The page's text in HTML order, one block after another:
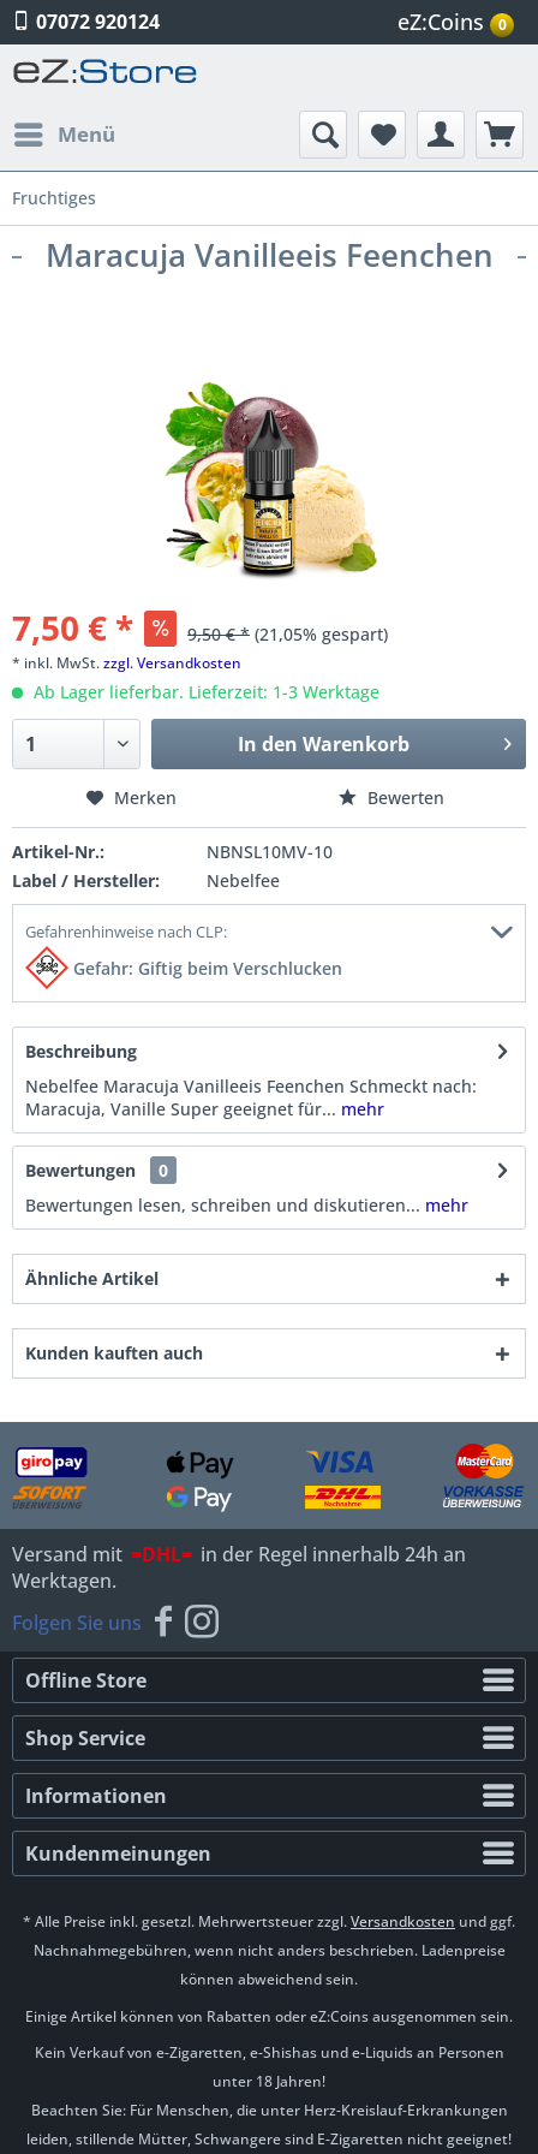
07072 920124 eZ:Coins 0
Menü
Fruchtiges
Maracuja Vanilleeis Feenchen
7,50 € * 9,50 € * (21,05% gespart)
* inkl. MwSt.zzgl. Versandkosten
Ab Lager lieferbar. Lieferzeit: 1-3 Werktage
In den Warenkorb
Merken Bewerten
Artikel-Nr.:
NBNSL10MV-10
Label / Hersteller:
Nebelfee
Gefahrenhinweise nach CLP:
Gefahr: Giftig beim Verschlucken
Beschreibung
Nebelfee Maracuja Vanilleeis Feenchen Schmeckt nach:
Maracuja, Vanille Super geeignet für... mehr
Bewertungen
0
Bewertungen lesen, schreiben und diskutieren... mehr
Ähnliche Artikel
Kunden kauften auch
Versand mit =DHL= in der Regel innerhalb 24h an
Werktagen.
Folgen Sie uns
Offline Store
Shop Service
Informationen
Kundenmeinungen
* Alle Preise inkl. gesetzl. Mehrwertsteuer zzgl.Versandkosten und ggf.
Nachnahmegebühren, wenn nicht anders beschrieben. Ladenpreise
können abweichend sein.
Einige Artikel können von Rabatten oder eZ:Coins ausgenommen sein.
Kein Verkauf von e-Zigaretten, e-Shishas und e-Liquids an Personen
unter 18 Jahren!
Beachten Sie: Für Menschen, die unter Herz-Kreislauf-Erkrankungen
leiden, stillende Mütter, Schwangere sind E-Zigaretten nicht geeignet!